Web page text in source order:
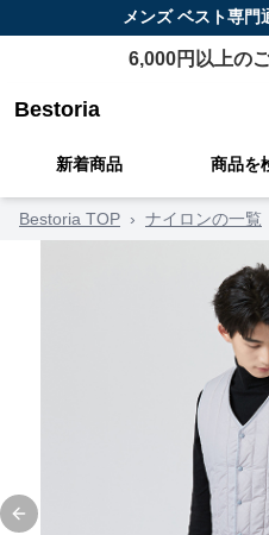
メンズ ベスト専門
6,000円以上の
Bestoria
新着商品 商品を
Bestoria TOP › ナイロンの一覧
Previous slide